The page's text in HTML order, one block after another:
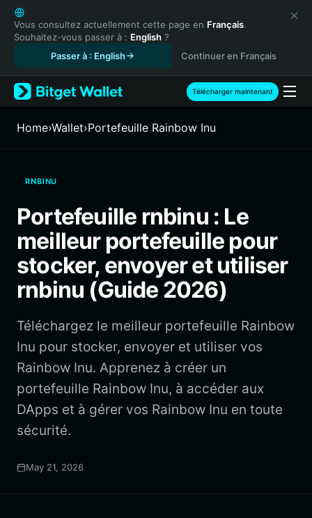
English
日本語
Tiếng Việt
Español (Latinoamérica)
Türkçe
Français
繁體中文
Bahasa Indonesia
ภาษาไทย
Español
Português (Brasil)
Vous consultez actuellement cette page en Français.
Souhaitez-vous passer à : English ?
Passer à : English
Continuer en Français
Télécharger maintenant
Home›Wallet›Portefeuille Rainbow Inu
RNBINU
Portefeuille rnbinu : Le
meilleur portefeuille pour
stocker, envoyer et utiliser
rnbinu (Guide 2026)
Téléchargez le meilleur portefeuille Rainbow
Inu pour stocker, envoyer et utiliser vos
Rainbow Inu. Apprenez à créer un
portefeuille Rainbow Inu, à accéder aux
DApps et à gérer vos Rainbow Inu en toute
sécurité.
May 21, 2026